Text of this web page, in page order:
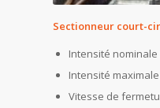
Sectionneur court-
Intensité nominale
Intensité maximale
Vitesse de